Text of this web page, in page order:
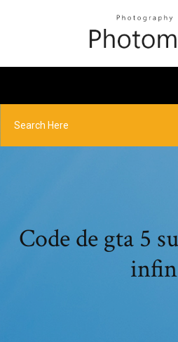
Code de gta 5